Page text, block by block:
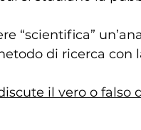
“scientifica”
di ricerca con
il vero o